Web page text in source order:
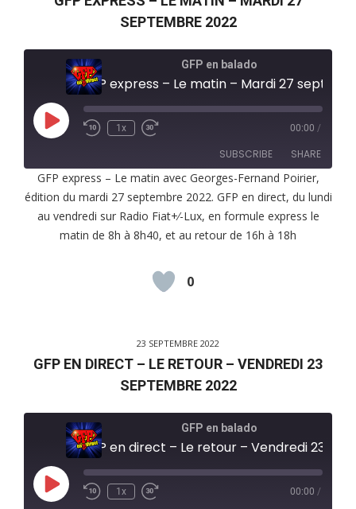
SEPTEMBRE 2022
GFP en balado
Play
Episode
1x 00:00 /
SUBSCRIBE SHARE
RSS FEED
SHARE
LINK
GFP express – Le matin avec Georges-Fernand Poirier,
édition du mardi 27 septembre 2022. GFP en direct, du lundi
au vendredi sur Radio Fiat+⁄-Lux, en formule express le
matin de 8h à 8h40, et au retour de 16h à 18h
0
23 SEPTEMBRE 2022
GFP EN DIRECT – LE RETOUR – VENDREDI 23
SEPTEMBRE 2022
GFP en balado
Play
Episode
1x 00:00 /